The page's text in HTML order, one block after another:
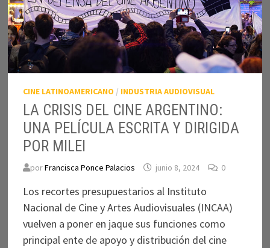
CINE LATINOAMERICANO / INDUSTRIA AUDIOVISUAL
LA CRISIS DEL CINE ARGENTINO:
UNA PELÍCULA ESCRITA Y DIRIGIDA
POR MILEI
porFrancisca Ponce Palacios junio 8, 2024 0
Los recortes presupuestarios al Instituto
Nacional de Cine y Artes Audiovisuales (INCAA)
vuelven a poner en jaque sus funciones como
principal ente de apoyo y distribución del cine